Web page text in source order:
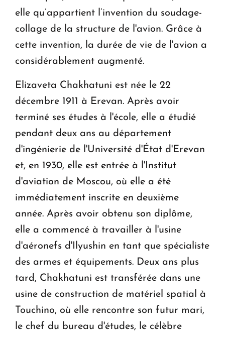
elle qu’appartient l’invention du soudage-
collage de la structure de l'avion. Grâce à
cette invention, la durée de vie de l'avion a
considérablement augmenté.
Elizaveta Chakhatuni est née le 22
décembre 1911 à Erevan. Après avoir
terminé ses études à l'école, elle a étudié
pendant deux ans au département
d'ingénierie de l'Université d'État d'Erevan
et, en 1930, elle est entrée à l'Institut
d'aviation de Moscou, où elle a été
immédiatement inscrite en deuxième
année. Après avoir obtenu son diplôme,
elle a commencé à travailler à l'usine
d'aéronefs d'Ilyushin en tant que spécialiste
des armes et équipements. Deux ans plus
tard, Chakhatuni est transférée dans une
usine de construction de matériel spatial à
Touchino, où elle rencontre son futur mari,
le chef du bureau d'études, le célèbre